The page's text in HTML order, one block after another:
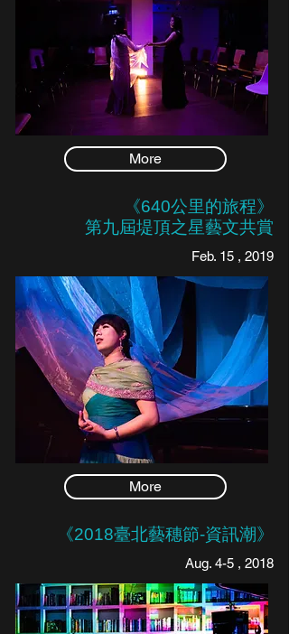
More
《640公里的旅程》
第九屆堤頂之星藝文共賞
Feb. 15 , 2019
More
《2018臺北藝穗節-資訊潮》
Aug. 4-5 , 2018